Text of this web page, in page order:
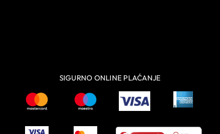
SIGURNO ONLINE PLAĆANJE